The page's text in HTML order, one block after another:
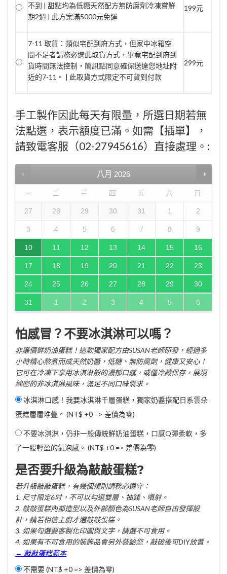
不到 | 甜點均為低糖天然配方無防腐劑冷凍嘗鮮
期2週 | 此方案滿5000元免運
199元
7-11 取貨：類似宅配到府方式，但家中冰箱空
間不足者請務必選此取貨方式，畢竟宅配到府到
貨時間無法控制，簡訊點同意確保送達您地址附
近的7-11。 | 此取貨方式限定不可貨到付款
299元
手工製作因此每天有限量，所選日期若無
法點選，表示額度已滿。如需【插單】，
請致電客服（02-27945616）直接處理。:
八月 2026
一 二 三 四 五 六 日
27 28 29 30 31 1 2
3 4 5 6 7 8 9
10 11 12 13 14 15 16
17 18 19 20 21 22 23
24 25 26 27 28 29 30
31 1 2 3 4 5 6
怕感冒？不要冰淇淋可以嗎？
非廉價鮮奶油蛋糕！這款獨家配方由SUSAN老師研發，經過多
小時精心熬煮而成天然奶醬，低糖、無防腐劑，健康又安心！
它可在冷凍下享用冰淇淋般的濃郁口感，或僅冷藏保存，展現
綿密的非冰淇淋風味，滿足不同口味需求。
冰淇淋口感！我要冰淇淋千層蛋糕，獨家奶醬搭配日系雲朵
蛋糕層層堆疊。 (NT$ +0 => 差價為零)
不要冰淇淋，仍非一般傳統鮮奶油蛋糕，口感Q彈柔軟，多
了一股輕盈的氣泡感。 (NT$ +0 => 差價為零)
是否要升級為敲敲蛋糕?
若升級敲敲蛋糕，有幾個規則請務必遵守：
1. 尺寸限定6吋，不可以勾選雙層、抽錢、噴射。
2. 敲敲蛋糕內部造型以及外部顏色為SUSAN老師自由發揮設
計，請若相信主廚才選敲敲蛋糕。
3. 如果勾選要客製化印圖與文字，請選不可食用。
4. 如果有不可食用的裝飾品會另外裝給您，敲破後可DIY放置。
→ 敲敲蛋糕範本
不需要 (NT$ +0 => 差價為零)